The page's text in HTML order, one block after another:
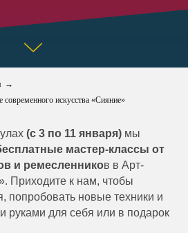
→
искусства «Сияние»
(с 3 по 11 января) мы
мастер-классы от
и ремесленников в Арт-
Приходите к нам, чтобы
попробовать новые техники и
руками для себя или в подарок